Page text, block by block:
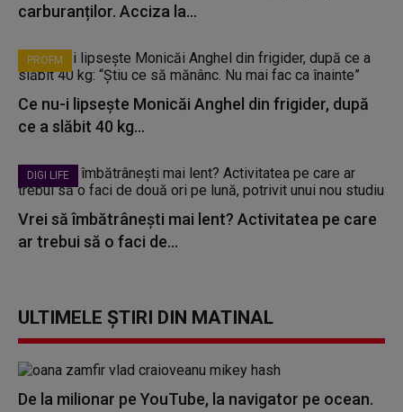
carburanților. Acciza la...
PROFM
Ce nu-i lipsește Monicăi Anghel din frigider, după
ce a slăbit 40 kg...
DIGI LIFE
Vrei să îmbătrânești mai lent? Activitatea pe care
ar trebui să o faci de...
ULTIMELE ȘTIRI DIN MATINAL
De la milionar pe YouTube, la navigator pe ocean.